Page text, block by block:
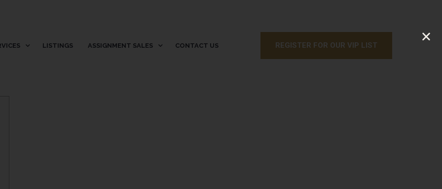
LISTINGS ASSIGNMENT SALES CONTACT US REGISTER FOR OUR VIP LIST